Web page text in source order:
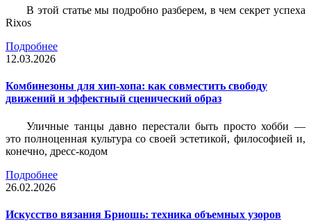
В этой статье мы подробно разберем, в чем секрет успеха
Rixos
Подробнее
12.03.2026
Комбинезоны для хип-хопа: как совместить свободу
движений и эффектный сценический образ
Уличные танцы давно перестали быть просто хобби —
это полноценная культура со своей эстетикой, философией и,
конечно, дресс-кодом
Подробнее
26.02.2026
Искусство вязания Бриошь: техника объемных узоров